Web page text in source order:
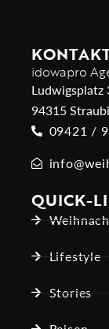
idowapro
Ludwigsplatz
94315
09421 /
QUICK-
Lifestyle
Stories